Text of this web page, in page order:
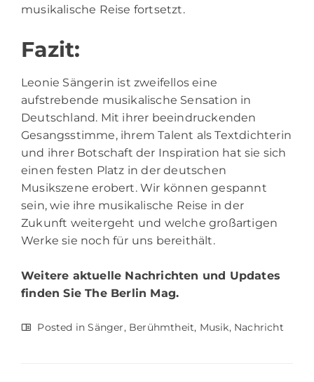
musikalische Reise fortsetzt.
Fazit:
Leonie Sängerin ist zweifellos eine
aufstrebende musikalische Sensation in
Deutschland. Mit ihrer beeindruckenden
Gesangsstimme, ihrem Talent als Textdichterin
und ihrer Botschaft der Inspiration hat sie sich
einen festen Platz in der deutschen
Musikszene erobert. Wir können gespannt
sein, wie ihre musikalische Reise in der
Zukunft weitergeht und welche großartigen
Werke sie noch für uns bereithält.
Weitere aktuelle Nachrichten und Updates
finden Sie The Berlin Mag.
Posted inSänger, Berühmtheit, Musik, Nachricht